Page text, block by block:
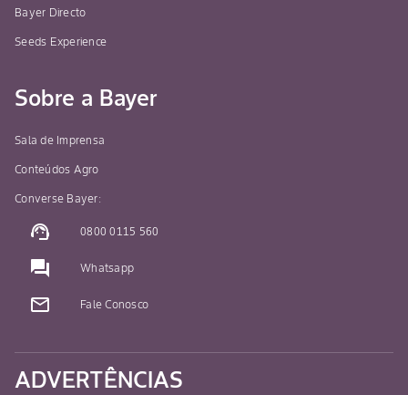
Bayer Directo
Seeds Experience
Sobre a Bayer
Sala de Imprensa
Conteúdos Agro
Converse Bayer:
support_agent 0800 0115 560
question_answer Whatsapp
mail_outline Fale Conosco
ADVERTÊNCIAS